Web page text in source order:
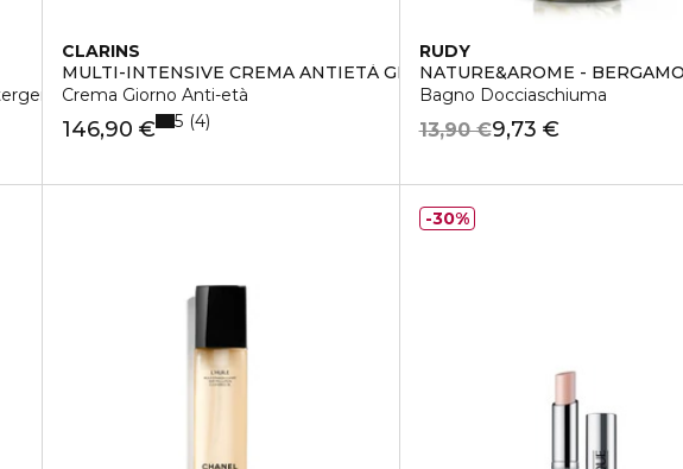
doppia azione emolliente anti-inquinamento
CLARINS
MULTI-INTENSIVE CREMA ANTIETÀ GIORNO TUTTI I TIPI DI PELLE
Crema Giorno Anti-età
146,90 € 5 4
RUDY
NATURE&AROME -
Bagno Docciaschiuma
9,73 €
13,90 €
30%